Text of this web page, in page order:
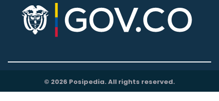
© 2026 Posipedia. All rights reserved.